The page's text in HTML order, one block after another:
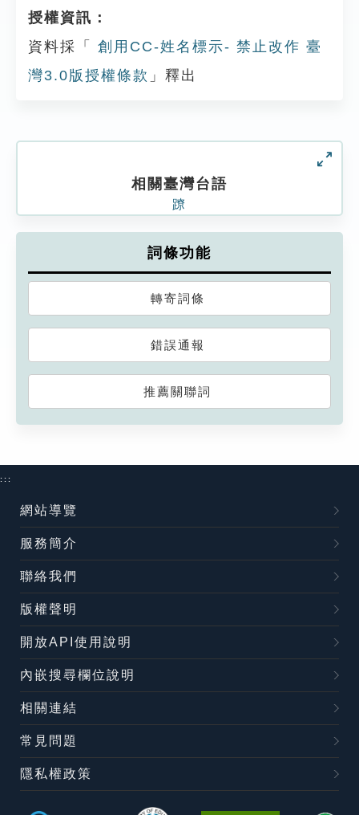
授權資訊：
資料採「
創用CC-姓名標示- 禁止改作 臺
灣3.0版授權條款 」釋出
相關臺灣台語
蹽
詞條功能
轉寄詞條
錯誤通報
推薦關聯詞
:::
網站導覽
服務簡介
聯絡我們
版權聲明
開放API使用說明
內嵌搜尋欄位說明
相關連結
常見問題
隱私權政策